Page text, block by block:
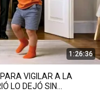
1:26:36
VIGILAR A LA
LO DEJÓ SIN